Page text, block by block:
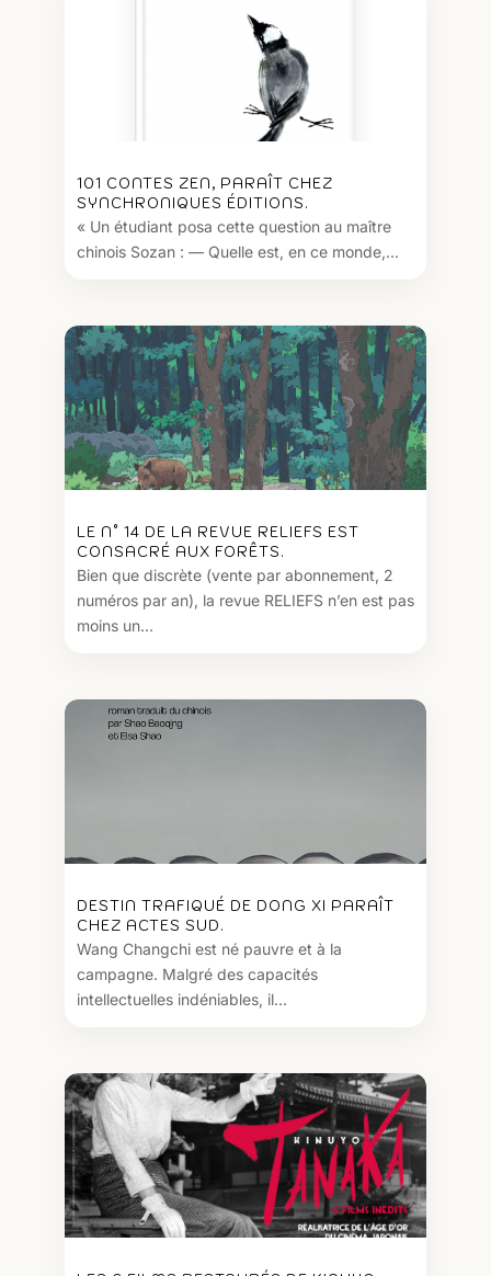
101 CONTES ZEN, PARAÎT CHEZ
SYNCHRONIQUES ÉDITIONS.
« Un étudiant posa cette question au maître
chinois Sozan : — Quelle est, en ce monde,...
LE N° 14 DE LA REVUE RELIEFS EST
CONSACRÉ AUX FORÊTS.
Bien que discrète (vente par abonnement, 2
numéros par an), la revue RELIEFS n’en est pas
moins un...
DESTIN TRAFIQUÉ DE DONG XI PARAÎT
CHEZ ACTES SUD.
Wang Changchi est né pauvre et à la
campagne. Malgré des capacités
intellectuelles indéniables, il...